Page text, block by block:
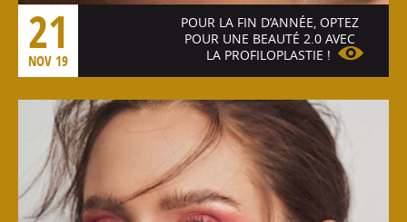
21
NOV 19
POUR LA FIN D’ANNÉE, OPTEZ
POUR UNE BEAUTÉ 2.0 AVEC
LA PROFILOPLASTIE !
Voir l'article